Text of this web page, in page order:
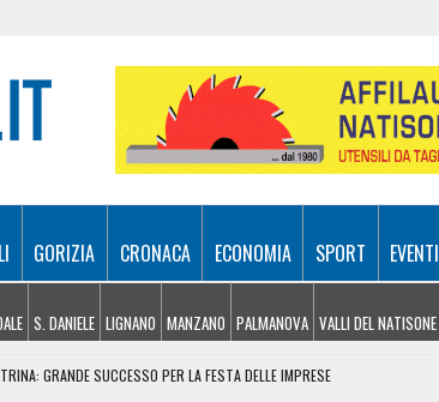
GORIZIA CRONACA ECONOMIA SPORT EVENTI
S. DANIELE LIGNANO MANZANO PALMANOVA VALLI DEL NATISONE
GRANDE SUCCESSO PER LA FESTA DELLE IMPRESE